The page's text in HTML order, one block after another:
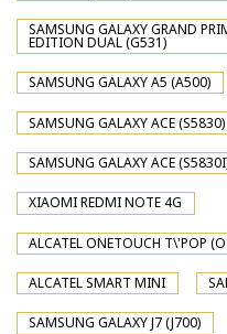
SAMSUNG GALAXY GRAND
EDITION DUAL (G531)
SAMSUNG GALAXY A5 (A500)
SAMSUNG GALAXY ACE (S5830)
SAMSUNG GALAXY ACE
XIAOMI REDMI NOTE 4G
ALCATEL ONETOUCH T\'POP
ALCATEL SMART MINI
SAMSUNG GALAXY J7 (J700)